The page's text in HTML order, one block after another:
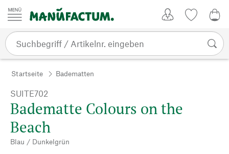
Zum Inhalt springen
Startseite Badematten
SUITE702
Badematte Colours on the
Beach
Blau / Dunkelgrün